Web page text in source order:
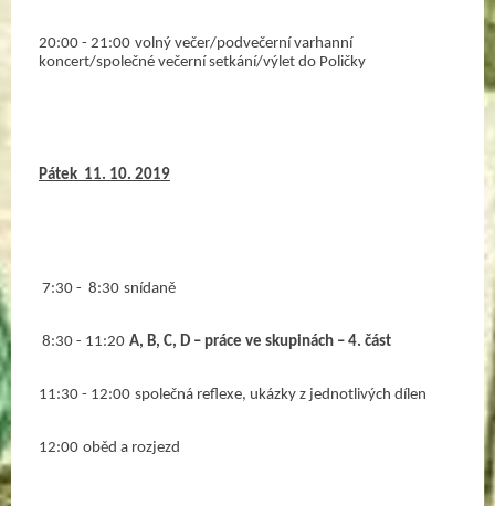
20:00 - 21:00 volný večer/podvečerní varhanní
koncert/společné večerní setkání/výlet do Poličky
Pátek  11. 10. 2019
7:30 -  8:30 snídaně
8:30 - 11:20 A, B, C, D – práce ve skupinách – 4. část
11:30 - 12:00 společná reflexe, ukázky z jednotlivých dílen
12:00 oběd a rozjezd